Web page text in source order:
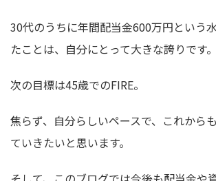
30代のうちに年間配当金600万円という
たことは、自分にとって大きな誇りです。
次の目標は45歳でのFIRE。
焦らず、自分らしいペースで、これから
ていきたいと思います。